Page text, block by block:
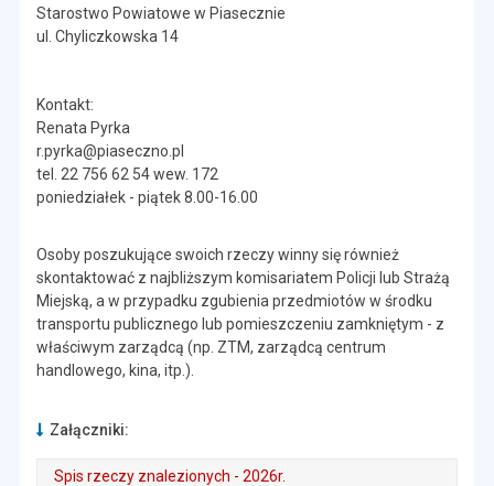
Starostwo Powiatowe w Piasecznie
ul. Chyliczkowska 14
Kontakt:
Renata Pyrka
r.pyrka@piaseczno.pl
tel. 22 756 62 54 wew. 172
poniedziałek - piątek 8.00-16.00
Osoby poszukujące swoich rzeczy winny się również
skontaktować z najbliższym komisariatem Policji lub Strażą
Miejską, a w przypadku zgubienia przedmiotów w środku
transportu publicznego lub pomieszczeniu zamkniętym - z
właściwym zarządcą (np. ZTM, zarządcą centrum
handlowego, kina, itp.).
Załączniki:
Spis rzeczy znalezionych - 2026r.